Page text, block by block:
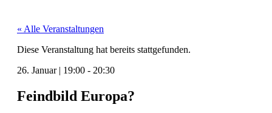
« Alle Veranstaltungen
Diese Veranstaltung hat bereits stattgefunden.
26. Januar | 19:00 - 20:30
Feindbild Europa?